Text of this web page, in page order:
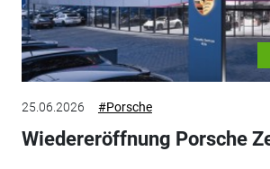
25.06.2026 #Porsche
Wiedereröffnung Porsche